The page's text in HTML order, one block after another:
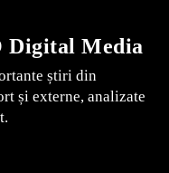
Digital Media
știri din
și externe, analizate